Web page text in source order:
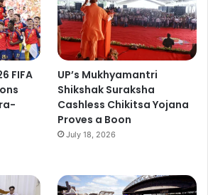
FIFA
UP’s Mukhyamantri
Shikshak Suraksha
Cashless Chikitsa Yojana
Proves a Boon
July 18, 2026